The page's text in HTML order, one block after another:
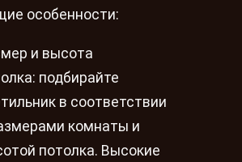
особенности:
и высота
подбирайте
в соответствии
комнаты и
потолка. Высокие